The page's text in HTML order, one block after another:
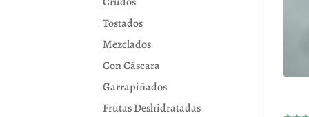
Tostados
Mezclados
Con Cáscara
Garrapiñados
Frutas Deshidratadas